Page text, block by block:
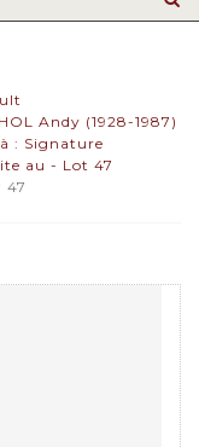
Andy (1928-1987)
: Signature
au - Lot 47
47